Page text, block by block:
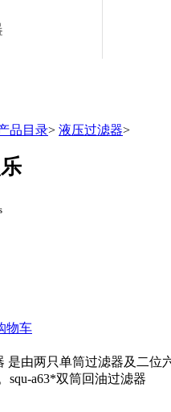
品目录> 液压过滤器>
物车
是由两只单筒过滤器及二
squ-a63*双筒回油过滤器